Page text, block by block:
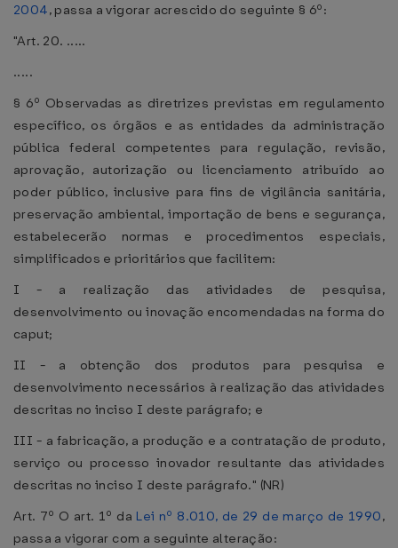
2004, passa a vigorar acrescido do seguinte § 6º:
"Art. 20. .....
.....
§ 6º Observadas as diretrizes previstas em regulamento
específico, os órgãos e as entidades da administração
pública federal competentes para regulação, revisão,
aprovação, autorização ou licenciamento atribuído ao
poder público, inclusive para fins de vigilância sanitária,
preservação ambiental, importação de bens e segurança,
estabelecerão normas e procedimentos especiais,
simplificados e prioritários que facilitem:
I - a realização das atividades de pesquisa,
desenvolvimento ou inovação encomendadas na forma do
caput;
II - a obtenção dos produtos para pesquisa e
desenvolvimento necessários à realização das atividades
descritas no inciso I deste parágrafo; e
III - a fabricação, a produção e a contratação de produto,
serviço ou processo inovador resultante das atividades
descritas no inciso I deste parágrafo." (NR)
Art. 7º O art. 1º da Lei nº 8.010, de 29 de março de 1990,
passa a vigorar com a seguinte alteração: